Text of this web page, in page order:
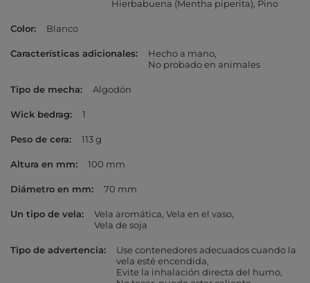
Hierbabuena (Mentha piperita) Pino
Color Blanco
Características adicionales
Hecho a mano
No probado en animales
Tipo de mecha Algodón
Wick bedrag 1
Peso de cera 113 g
Altura en mm 100 mm
Diámetro en mm 70 mm
Un tipo de vela Vela aromática Vela en el vaso
Vela de soja
Tipo de advertencia
Use contenedores adecuados cuando la
vela esté encendida
Evite la inhalación directa del humo